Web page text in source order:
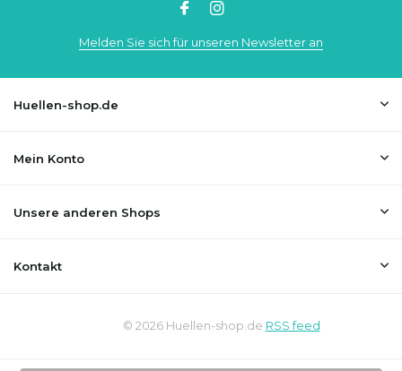
Melden Sie sich für unseren Newsletter an
Huellen-shop.de
Mein Konto
Unsere anderen Shops
Kontakt
© 2026 Huellen-shop.de RSS feed